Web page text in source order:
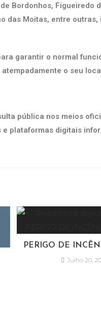
Bordonhos, Figueiredo
das Moitas, entre
garantir o normal
o seu
pública nos meios
plataformas digitais
PERIGO DE
Julho 20,